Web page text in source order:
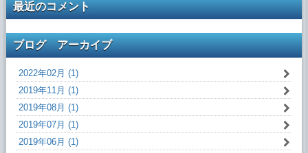
最近のコメント
ブログ アーカイブ
2022年02月 (1)
2019年11月 (1)
2019年08月 (1)
2019年07月 (1)
2019年06月 (1)